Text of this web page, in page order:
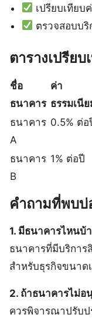
เปรียบเทียบ
ตรวจสอบบริ
ตารางเปรีย
ชื่อ
ธนาคาร
ค่า
ธรรมเนี
ธนาคาร
A
0.5% ต่อ
ธนาคาร
B
1% ต่อปี
คำถามที่พบบ่
1. มีธนาคารไหนบ้
ธนาคารที่มีบริการ
สำหรับธุรกิจขนาด
2. ถ้าธนาคารไม่อ
ควรพิจารณาปรับป